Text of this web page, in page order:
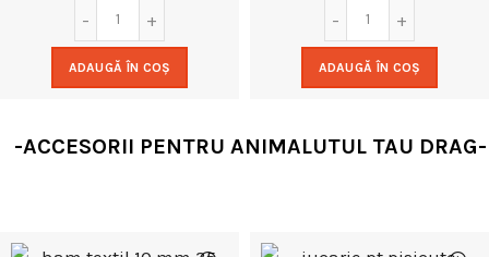
ADAUGĂ ÎN COȘ ADAUGĂ ÎN COȘ
-ACCESORII PENTRU ANIMALUTUL TAU DRAG-